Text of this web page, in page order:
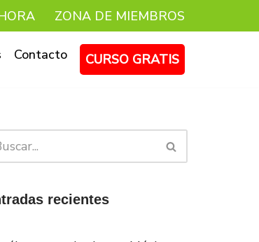
ZONA DE MIEMBROS
Contacto CURSO GRATIS
recientes